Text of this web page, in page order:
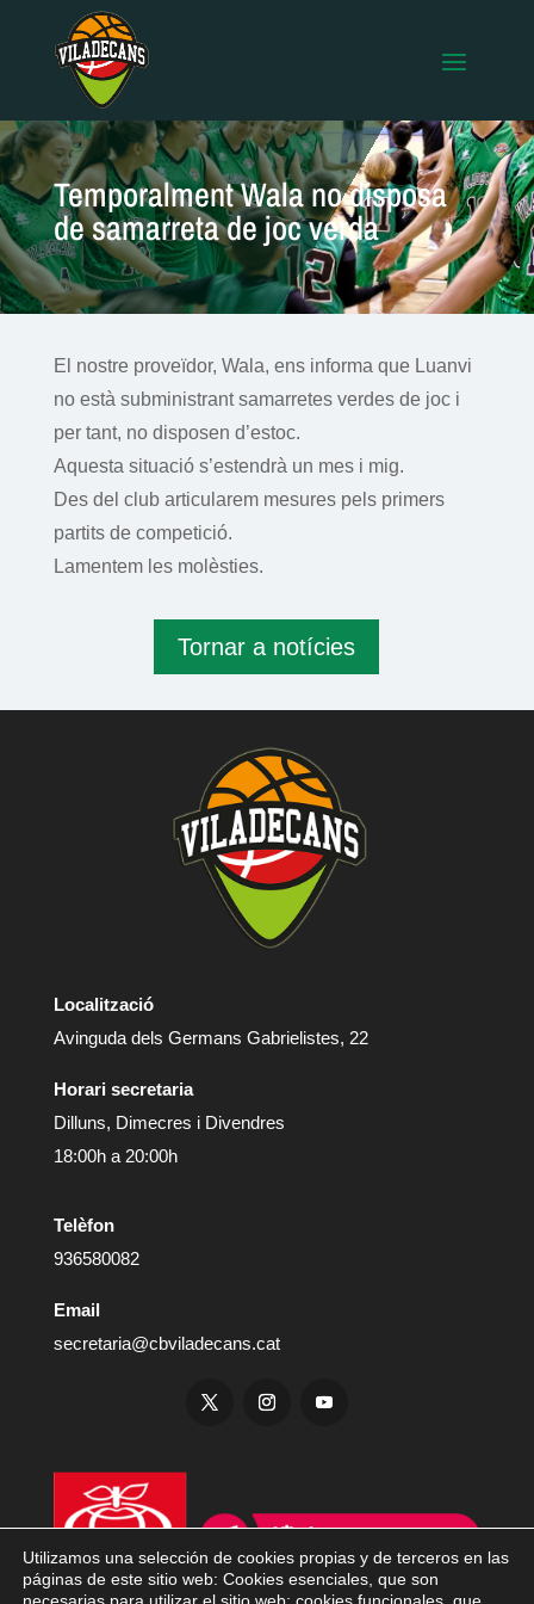
Temporalment Wala no disposa
de samarreta de joc verda
El nostre proveïdor, Wala, ens informa que Luanvi
no està subministrant samarretes verdes de joc i
per tant, no disposen d’estoc.
Aquesta situació s’estendrà un mes i mig.
Des del club articularem mesures pels primers
partits de competició.
Lamentem les molèsties.
Tornar a notícies
Localització
Avinguda dels Germans Gabrielistes, 22
Horari secretaria
Dilluns, Dimecres i Divendres
18:00h a 20:00h
Telèfon
936580082
Email
secretaria@cbviladecans.cat
Utilizamos una selección de cookies propias y de terceros en las
páginas de este sitio web: Cookies esenciales, que son